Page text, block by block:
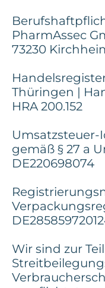
PharmAssec
73230
Thüringen |
HRA 200.152
gemäß § 27 a
DE220698074
Wir sind zur